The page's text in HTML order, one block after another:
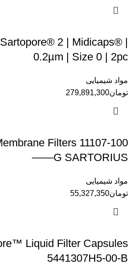
2 | Midicaps® |
0.2µm | Size 0 | 2pc
مواد شیمیایی
تومان279,891,300
Filters 11107-100
——G SARTORIUS
مواد شیمیایی
تومان55,327,350
Liquid Filter Capsules
5441307H5-00-B